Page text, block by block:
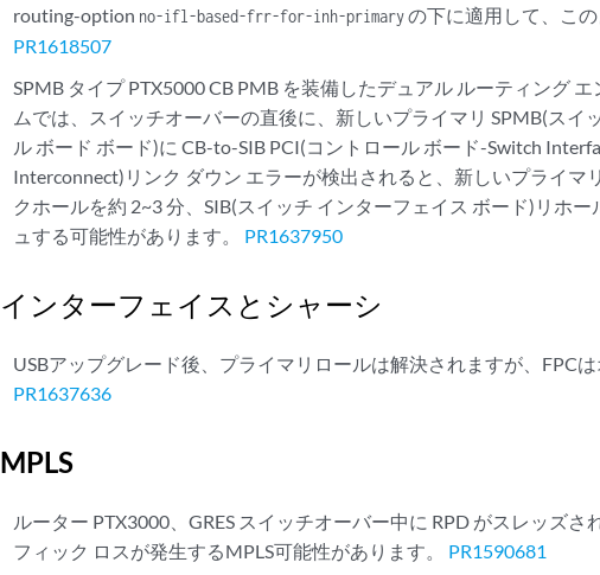
routing-option no-ifl-based-frr-for-inh-primaryの下に適用して、こ
PR1618507
SPMB タイプ PTX5000 CB PMB を装備したデュアル ルーティング
ムでは、スイッチオーバーの直後に、新しいプライマリ SPMB(スイ
ル ボード ボード)に CB-to-SIB PCI(コントロール ボード-Switch
Interconnect)リンク ダウン エラーが検出されると、新しいプライマ
クホールを約 2~3 分、SIB(スイッチ インターフェイス ボード)リホ
ュする可能性があります。 PR1637950
インターフェイスとシャーシ
USBアップグレード後、プライマリロールは解決されますが、FPC
PR1637636
MPLS
ルーター PTX3000、GRES スイッチオーバー中に RPD がスレッズさ
フィック ロスが発生するMPLS可能性があります。 PR1590681